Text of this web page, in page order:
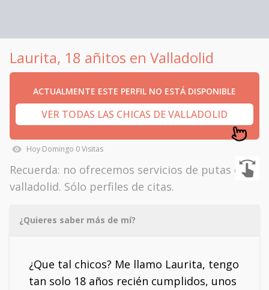
Laurita, 18 añitos en Valladolid
ACTUALMENTE ESTE PERFIL NO ESTÁ DISPONIBLE
VER TODAS LAS CHICAS DE VALLADOLID
Hoy Domingo 0Visitas
Recuerda: no ofrecemos servicios de putas en
valladolid. Sólo perfiles de citas.
¿Quieres saber más de mí?
¿Que tal chicos? Me llamo Laurita, tengo
tan solo 18 años recién cumplidos, unos